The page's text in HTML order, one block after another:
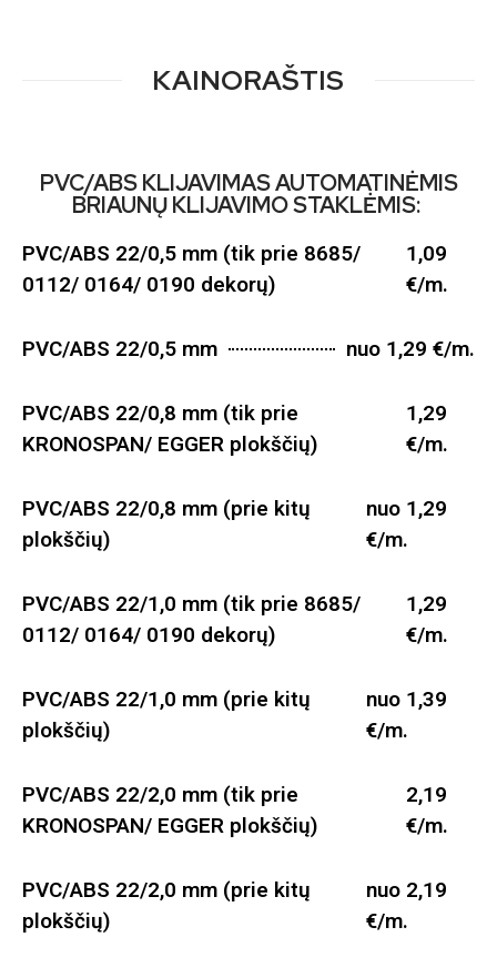
KAINORAŠTIS
PVC/ABS KLIJAVIMAS AUTOMATINĖMIS
BRIAUNŲ KLIJAVIMO STAKLĖMIS:
PVC/ABS 22/0,5 mm (tik prie 8685/
0112/ 0164/ 0190 dekorų)
1,09
€/m.
PVC/ABS 22/0,5 mm nuo 1,29 €/m.
PVC/ABS 22/0,8 mm (tik prie
KRONOSPAN/ EGGER plokščių)
1,29
€/m.
PVC/ABS 22/0,8 mm (prie kitų
plokščių)
nuo 1,29
€/m.
PVC/ABS 22/1,0 mm (tik prie 8685/
0112/ 0164/ 0190 dekorų)
1,29
€/m.
PVC/ABS 22/1,0 mm (prie kitų
plokščių)
nuo 1,39
€/m.
PVC/ABS 22/2,0 mm (tik prie
KRONOSPAN/ EGGER plokščių)
2,19
€/m.
PVC/ABS 22/2,0 mm (prie kitų
plokščių)
nuo 2,19
€/m.